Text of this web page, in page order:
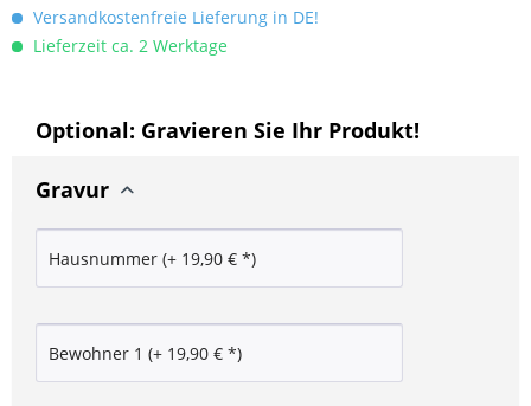
Versandkostenfreie Lieferung in DE!
Lieferzeit ca. 2 Werktage
Optional: Gravieren Sie Ihr Produkt!
Gravur